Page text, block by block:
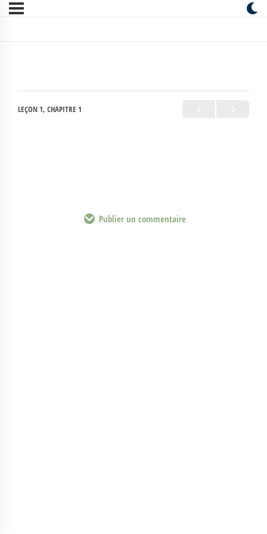
LEÇON 1, CHAPITRE 1
Publier un commentaire